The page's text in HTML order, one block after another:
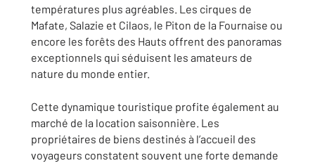
températures plus agréables. Les cirques de
Mafate, Salazie et Cilaos, le Piton de la Fournaise ou
encore les forêts des Hauts offrent des panoramas
exceptionnels qui séduisent les amateurs de
nature du monde entier.
Cette dynamique touristique profite également au
marché de la location saisonnière. Les
propriétaires de biens destinés à l’accueil des
voyageurs constatent souvent une forte demande